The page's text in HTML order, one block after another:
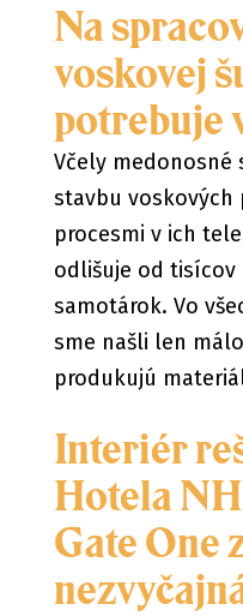
Na
voskovej
potrebuje
Včely medonosné
stavbu voskových
procesmi v ich
odlišuje od tisícov
samotárok. Vo
sme našli len
produkujú
Interiér
Hotela
Gate One